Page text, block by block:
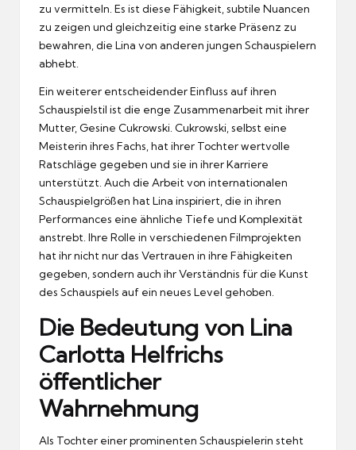
zu vermitteln. Es ist diese Fähigkeit, subtile Nuancen
zu zeigen und gleichzeitig eine starke Präsenz zu
bewahren, die Lina von anderen jungen Schauspielern
abhebt.
Ein weiterer entscheidender Einfluss auf ihren
Schauspielstil ist die enge Zusammenarbeit mit ihrer
Mutter, Gesine Cukrowski. Cukrowski, selbst eine
Meisterin ihres Fachs, hat ihrer Tochter wertvolle
Ratschläge gegeben und sie in ihrer Karriere
unterstützt. Auch die Arbeit von internationalen
Schauspielgrößen hat Lina inspiriert, die in ihren
Performances eine ähnliche Tiefe und Komplexität
anstrebt. Ihre Rolle in verschiedenen Filmprojekten
hat ihr nicht nur das Vertrauen in ihre Fähigkeiten
gegeben, sondern auch ihr Verständnis für die Kunst
des Schauspiels auf ein neues Level gehoben.
Die Bedeutung von Lina
Carlotta Helfrichs
öffentlicher
Wahrnehmung
Als Tochter einer prominenten Schauspielerin steht